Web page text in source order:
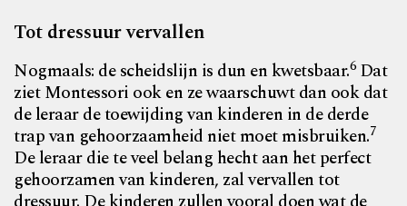
Tot dressuur vervallen
Nogmaals: de scheidslijn is dun en kwetsbaar.6Dat
ziet Montessori ook en ze waarschuwt dan ook dat
de leraar de toewijding van kinderen in de derde
trap van gehoorzaamheid niet moet misbruiken.7
De leraar die te veel belang hecht aan het perfect
gehoorzamen van kinderen, zal vervallen tot